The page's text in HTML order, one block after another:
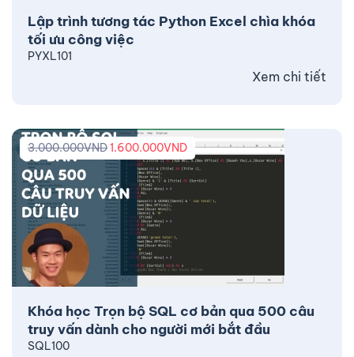
Lập trình tương tác Python Excel chìa khóa
tối ưu công việc
PYXL101
Xem chi tiết
Khóa học Trọn bộ SQL cơ bản qua 500 câu
truy vấn dành cho người mới bắt đầu
3.000.000VND1.600.000VND
SQL100